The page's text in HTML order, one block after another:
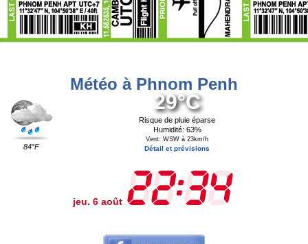
Météo à Phnom Penh
84°F
29°C
Risque de pluie éparse
Humidité: 63%
Vent: WSW à 23km/h
Détail et prévisions
jeu. 6 août